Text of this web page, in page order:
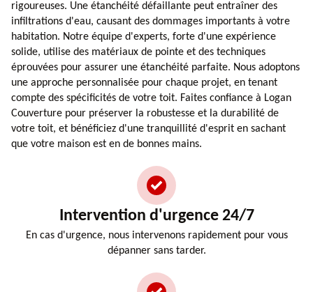
rigoureuses. Une étanchéité défaillante peut entraîner des
infiltrations d'eau, causant des dommages importants à votre
habitation. Notre équipe d'experts, forte d'une expérience
solide, utilise des matériaux de pointe et des techniques
éprouvées pour assurer une étanchéité parfaite. Nous adoptons
une approche personnalisée pour chaque projet, en tenant
compte des spécificités de votre toit. Faites confiance à Logan
Couverture pour préserver la robustesse et la durabilité de
votre toit, et bénéficiez d'une tranquillité d'esprit en sachant
que votre maison est en de bonnes mains.
Intervention d'urgence 24/7
En cas d'urgence, nous intervenons rapidement pour vous
dépanner sans tarder.